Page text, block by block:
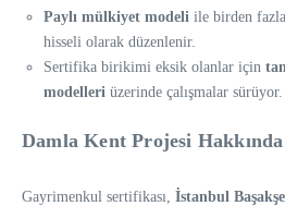
Paylı mülkiyet modeli ile birden
hisseli olarak düzenlenir.
Sertifika birikimi eksik olanlar için
modelleri üzerinde çalışmalar sürüyor.
Damla Kent Projesi Hakkında
Gayrimenkul sertifikası, İstanbul